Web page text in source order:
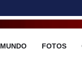
MUNDO FOTOS